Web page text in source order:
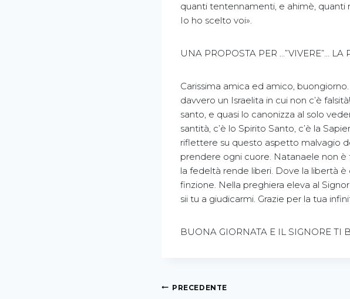
quanti tentennamenti, e ahimè, quanti
Io ho scelto voi».
UNA PROPOSTA PER …”VIVERE”… LA
Carissima amica ed amico,
davvero un Israelita in cui non c’è
santo, e quasi lo canonizza al solo
santità, c’è lo Spirito Santo, c’è la
riflettere su questo aspetto malvagio
prendere ogni cuore. Natanaele non
la fedeltà rende liberi. Dove la libertà
finzione. Nella preghiera eleva al
sii tu a giudicarmi. Grazie per la tua
BUONA GIORNATA E IL SIGNORE TI
PRECEDENTE